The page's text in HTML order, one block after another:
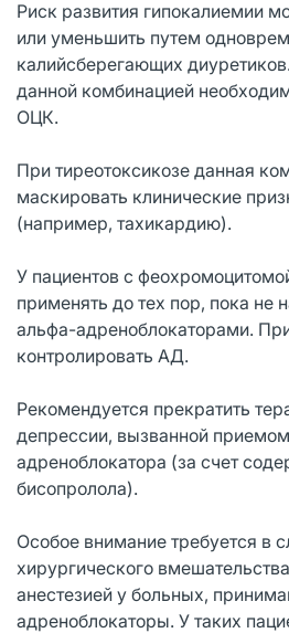
Риск развития гипокалиемии
или уменьшить путем
калийсберегающих
данной комбинацией
ОЦК.
При тиреотоксикозе данная
маскировать клинические
(например, тахикардию).
У пациентов с
применять до тех пор, пока не
альфа-адреноблокаторами.
контролировать АД.
Рекомендуется прекратить
депрессии, вызванной
адреноблокатора (за счет
бисопролола).
Особое внимание требуется в
хирургического
анестезией у больных,
адреноблокаторы. У таких